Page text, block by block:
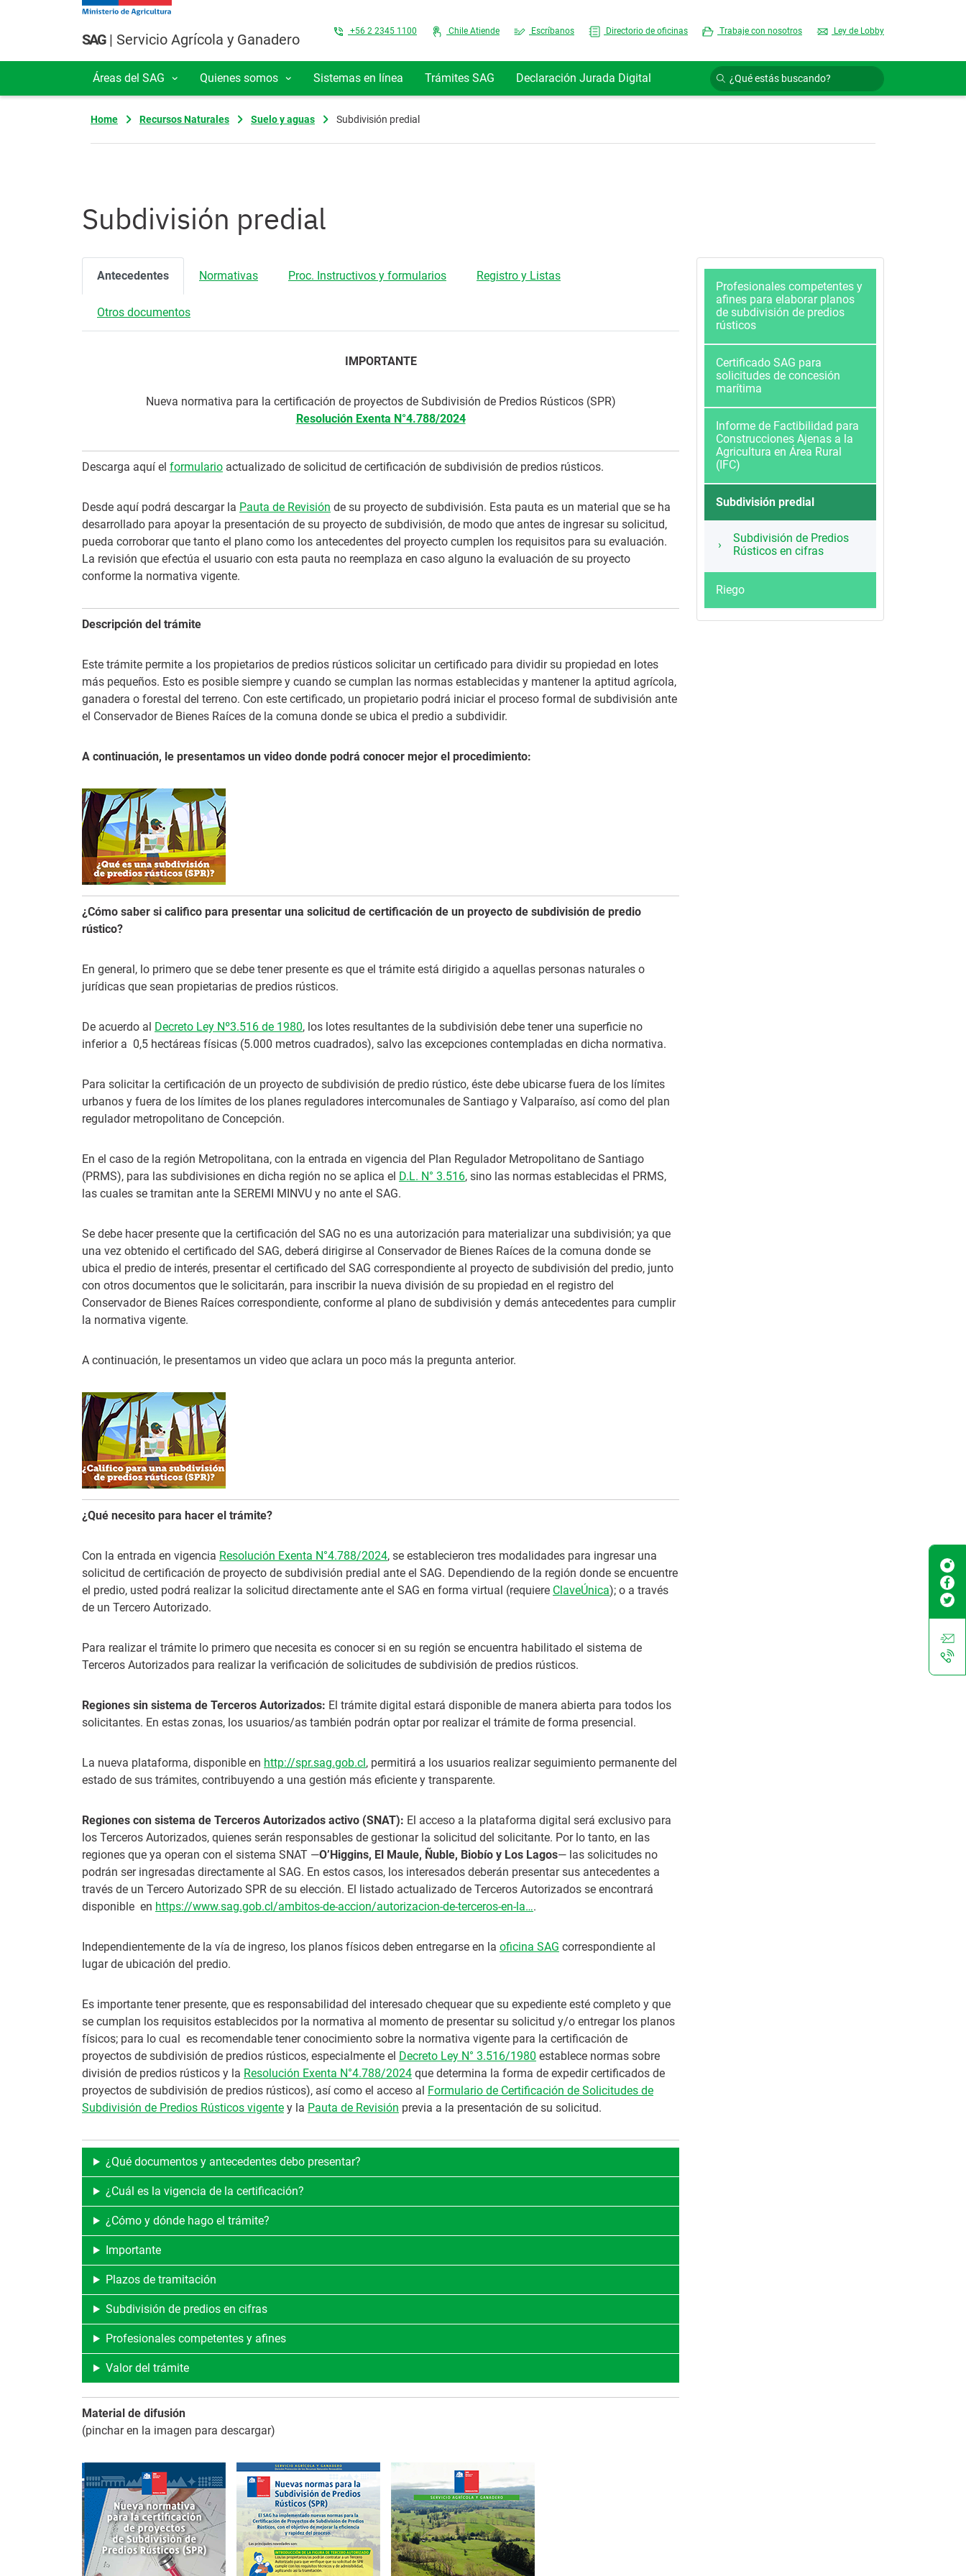
Pasar al contenido principal
SAG| Servicio Agrícola y Ganadero Top Menu
+56 2 2345 1100 Chile Atiende Escríbanos Directorio de oficinas Trabaje con nosotros Ley de Lobby
Navegación principal
Áreas del SAG Quienes somos Sistemas en línea Trámites SAG Declaración Jurada Digital
Home Recursos Naturales Suelo y aguas Subdivisión predial
Subdivisión predial
Antecedentes Normativas Proc. Instructivos y formularios Registro y Listas
Otros documentos
IMPORTANTE
Nueva normativa para la certificación de proyectos de Subdivisión de Predios Rústicos (SPR)
Resolución Exenta N°4.788/2024
Descarga aquí el formulario actualizado de solicitud de certificación de subdivisión de predios rústicos.
Desde aquí podrá descargar la Pauta de Revisión de su proyecto de subdivisión. Esta pauta es un material que se ha
desarrollado para apoyar la presentación de su proyecto de subdivisión, de modo que antes de ingresar su solicitud,
pueda corroborar que tanto el plano como los antecedentes del proyecto cumplen los requisitos para su evaluación.
La revisión que efectúa el usuario con esta pauta no reemplaza en caso alguno la evaluación de su proyecto
conforme la normativa vigente.
Descripción del trámite
Este trámite permite a los propietarios de predios rústicos solicitar un certificado para dividir su propiedad en lotes
más pequeños. Esto es posible siempre y cuando se cumplan las normas establecidas y mantener la aptitud agrícola,
ganadera o forestal del terreno. Con este certificado, un propietario podrá iniciar el proceso formal de subdivisión ante
el Conservador de Bienes Raíces de la comuna donde se ubica el predio a subdividir.
A continuación, le presentamos un video donde podrá conocer mejor el procedimiento:
¿Cómo saber si califico para presentar una solicitud de certificación de un proyecto de subdivisión de predio
rústico?
En general, lo primero que se debe tener presente es que el trámite está dirigido a aquellas personas naturales o
jurídicas que sean propietarias de predios rústicos.
De acuerdo al Decreto Ley Nº3.516 de 1980, los lotes resultantes de la subdivisión debe tener una superficie no
inferior a 0,5 hectáreas físicas (5.000 metros cuadrados), salvo las excepciones contempladas en dicha normativa.
Para solicitar la certificación de un proyecto de subdivisión de predio rústico, éste debe ubicarse fuera de los límites
urbanos y fuera de los límites de los planes reguladores intercomunales de Santiago y Valparaíso, así como del plan
regulador metropolitano de Concepción.
En el caso de la región Metropolitana, con la entrada en vigencia del Plan Regulador Metropolitano de Santiago
(PRMS), para las subdivisiones en dicha región no se aplica el D.L. N° 3.516, sino las normas establecidas el PRMS,
las cuales se tramitan ante la SEREMI MINVU y no ante el SAG.
Se debe hacer presente que la certificación del SAG no es una autorización para materializar una subdivisión; ya que
una vez obtenido el certificado del SAG, deberá dirigirse al Conservador de Bienes Raíces de la comuna donde se
ubica el predio de interés, presentar el certificado del SAG correspondiente al proyecto de subdivisión del predio, junto
con otros documentos que le solicitarán, para inscribir la nueva división de su propiedad en el registro del
Conservador de Bienes Raíces correspondiente, conforme al plano de subdivisión y demás antecedentes para cumplir
la normativa vigente.
A continuación, le presentamos un video que aclara un poco más la pregunta anterior.
¿Qué necesito para hacer el trámite?
Con la entrada en vigencia Resolución Exenta N°4.788/2024, se establecieron tres modalidades para ingresar una
solicitud de certificación de proyecto de subdivisión predial ante el SAG. Dependiendo de la región donde se encuentre
el predio, usted podrá realizar la solicitud directamente ante el SAG en forma virtual (requiere ClaveÚnica); o a través
de un Tercero Autorizado.
Para realizar el trámite lo primero que necesita es conocer si en su región se encuentra habilitado el sistema de
Terceros Autorizados para realizar la verificación de solicitudes de subdivisión de predios rústicos.
Regiones sin sistema de Terceros Autorizados: El trámite digital estará disponible de manera abierta para todos los
solicitantes. En estas zonas, los usuarios/as también podrán optar por realizar el trámite de forma presencial.
La nueva plataforma, disponible en http://spr.sag.gob.cl, permitirá a los usuarios realizar seguimiento permanente del
estado de sus trámites, contribuyendo a una gestión más eficiente y transparente.
Regiones con sistema de Terceros Autorizados activo (SNAT): El acceso a la plataforma digital será exclusivo para
los Terceros Autorizados, quienes serán responsables de gestionar la solicitud del solicitante. Por lo tanto, en las
regiones que ya operan con el sistema SNAT —O’Higgins, El Maule, Ñuble, Biobío y Los Lagos— las solicitudes no
podrán ser ingresadas directamente al SAG. En estos casos, los interesados deberán presentar sus antecedentes a
través de un Tercero Autorizado SPR de su elección. El listado actualizado de Terceros Autorizados se encontrará
disponible en https://www.sag.gob.cl/ambitos-de-accion/autorizacion-de-terceros-en-la….
Independientemente de la vía de ingreso, los planos físicos deben entregarse en la oficina SAG correspondiente al
lugar de ubicación del predio.
Es importante tener presente, que es responsabilidad del interesado chequear que su expediente esté completo y que
se cumplan los requisitos establecidos por la normativa al momento de presentar su solicitud y/o entregar los planos
físicos; para lo cual es recomendable tener conocimiento sobre la normativa vigente para la certificación de
proyectos de subdivisión de predios rústicos, especialmente el Decreto Ley N° 3.516/1980 establece normas sobre
división de predios rústicos y la Resolución Exenta N°4.788/2024 que determina la forma de expedir certificados de
proyectos de subdivisión de predios rústicos), así como el acceso al Formulario de Certificación de Solicitudes de
Subdivisión de Predios Rústicos vigente y la Pauta de Revisión previa a la presentación de su solicitud.
¿Qué documentos y antecedentes debo presentar?
¿Cuál es la vigencia de la certificación?
¿Cómo y dónde hago el trámite?
Importante
Plazos de tramitación
Subdivisión de predios en cifras
Profesionales competentes y afines
Valor del trámite
Material de difusión
(pinchar en la imagen para descargar)
Profesionales competentes y
afines para elaborar planos
de subdivisión de predios
rústicos
Certificado SAG para
solicitudes de concesión
marítima
Informe de Factibilidad para
Construcciones Ajenas a la
Agricultura en Área Rural
(IFC)
Subdivisión predial
Subdivisión de Predios
Rústicos en cifras
Riego